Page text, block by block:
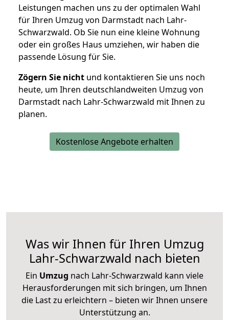
Leistungen machen uns zu der optimalen Wahl
für Ihren Umzug von Darmstadt nach Lahr-
Schwarzwald. Ob Sie nun eine kleine Wohnung
oder ein großes Haus umziehen, wir haben die
passende Lösung für Sie.
Zögern Sie nicht und kontaktieren Sie uns noch
heute, um Ihren deutschlandweiten Umzug von
Darmstadt nach Lahr-Schwarzwald mit Ihnen zu
planen.
Kostenlose Angebote erhalten
Was wir Ihnen für Ihren Umzug
Lahr-Schwarzwald nach bieten
Ein Umzug nach Lahr-Schwarzwald kann viele
Herausforderungen mit sich bringen, um Ihnen
die Last zu erleichtern – bieten wir Ihnen unsere
Unterstützung an.